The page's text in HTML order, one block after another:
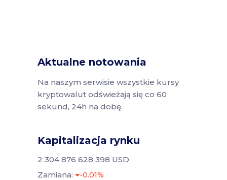
Aktualne notowania
Na naszym serwisie wszystkie kursy
kryptowalut odświeżają się co 60
sekund, 24h na dobę.
Kapitalizacja rynku
2 304 876 628 398 USD
Zamiana:
-0.01%